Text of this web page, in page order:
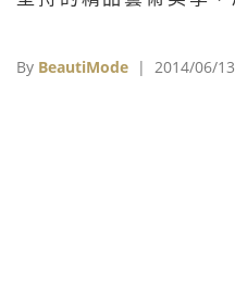
馬、倫敦與馬德里後，如
By BeautiMode | 2014/06/13